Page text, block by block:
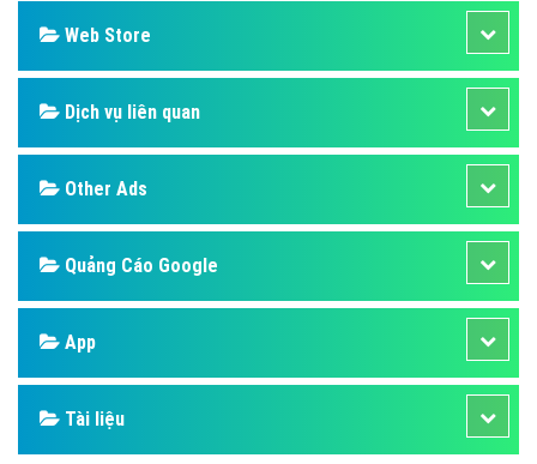
Web Store
Dịch vụ liên quan
Other Ads
Quảng Cáo Google
App
Tài liệu